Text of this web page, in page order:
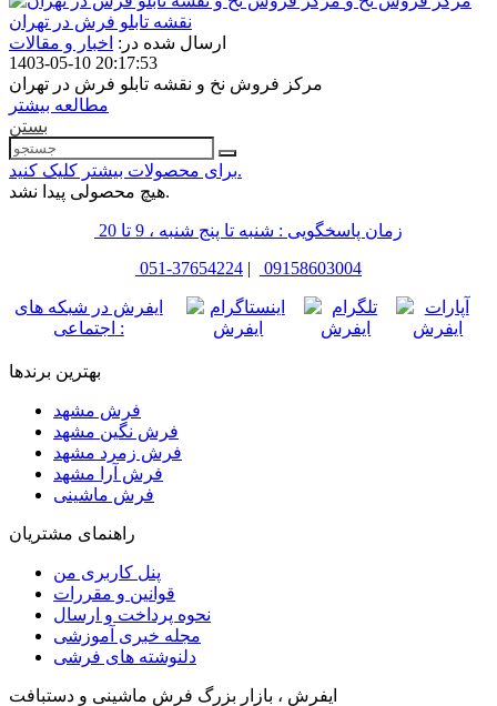
نقشه تابلو فرش در تهران
ارسال شده در: اخبار و مقالات
1403-05-10 20:17:53
مرکز فروش نخ و نقشه تابلو فرش در تهران
مطالعه بیشتر
بستن
برای محصولات بیشتر کلیک کنید.
هیچ محصولی پیدا نشد.
زمان پاسخگویی : شنبه تا پنج شنبه ، 9 تا 20
051-37654224 | 09158603004
ایفرش در شبکه های
اجتماعی :
بهترین برندها
فرش مشهد
فرش نگین مشهد
فرش زمرد مشهد
فرش آرا مشهد
فرش ماشینی
راهنمای مشتریان
پنل کاربری من
قوانین و مقررات
نحوه پرداخت و ارسال
مجله خبری آموزشی
دلنوشته های فرشی
ایفرش ، بازار بزرگ فرش ماشینی و دستبافت